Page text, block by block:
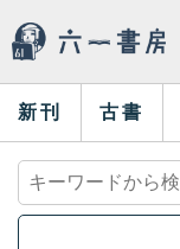
新刊 古書